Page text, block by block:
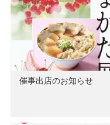
催事出店のお知らせ